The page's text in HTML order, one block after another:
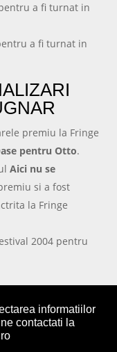
a fi turnat in
a fi turnat in
premiu la Fringe
pentru Otto.
Aici nu se
si a fost
la Fringe
2004 pentru
informatiilor
contactati la